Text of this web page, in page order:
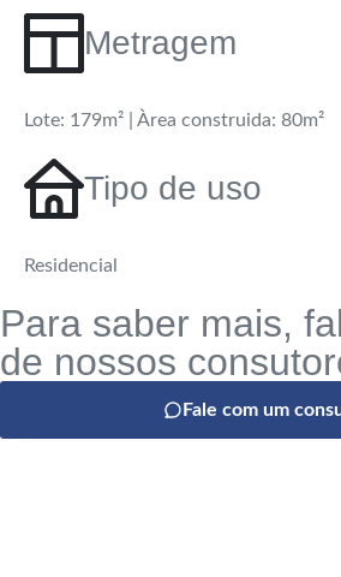
Metragem
Lote: 179m² | Àrea construida: 80m²
Tipo de uso
Residencial
Para saber mais,
de nossos
Fale com um